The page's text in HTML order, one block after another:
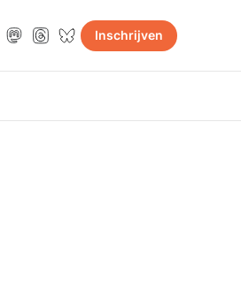
Inschrijven